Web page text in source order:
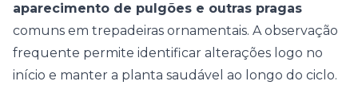
aparecimento de pulgões e outras pragas
comuns em trepadeiras ornamentais. Aobservação
frequente permite identificar alterações logo no
início e manter a planta saudável ao longo do ciclo.